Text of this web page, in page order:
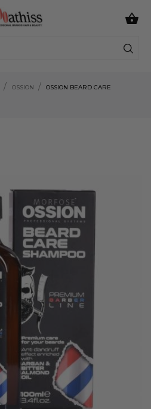

OSSION OSSION BEARD CARE